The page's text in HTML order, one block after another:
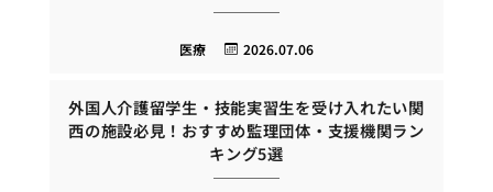
2026.07.06
医療
外国人介護留学生・技能実習生を受け入れたい関
西の施設必見！おすすめ監理団体・支援機関ラン
キング5選